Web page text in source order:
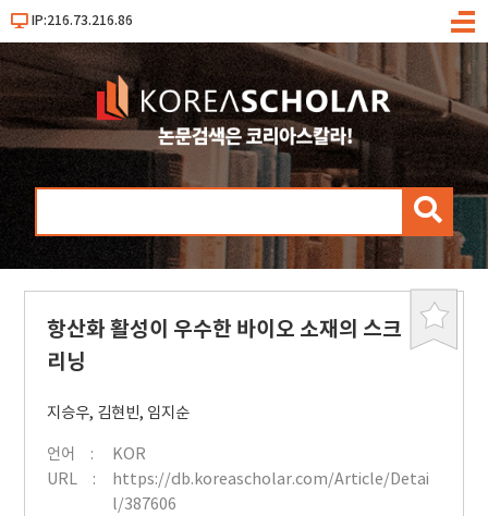
IP:216.73.216.86
메
검
북
항산화 활성이 우수한 바이오 소재의 스크
리닝
지승우, 김현빈, 임지순
언어
KOR
URL
https://db.koreascholar.com/Article/Detai
l/387606